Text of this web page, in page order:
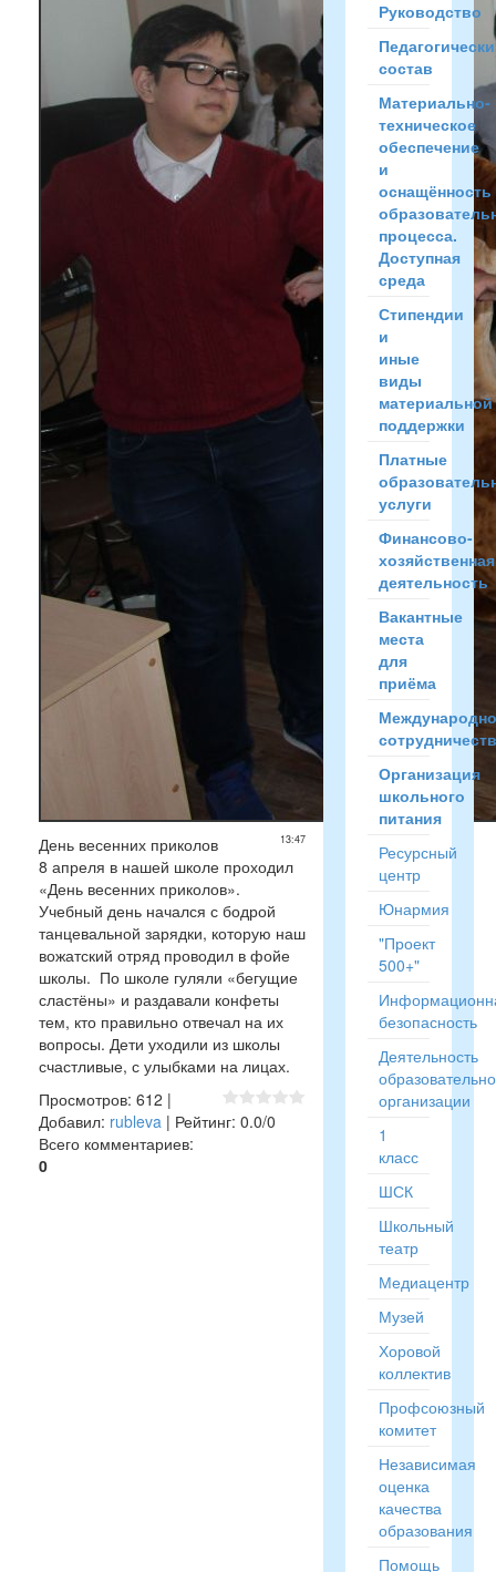
13:47
День весенних приколов
8 апреля в нашей школе проходил
«День весенних приколов».
Учебный день начался с бодрой
танцевальной зарядки, которую наш
вожатский отряд проводил в фойе
школы. По школе гуляли «бегущие
сластёны» и раздавали конфеты
тем, кто правильно отвечал на их
вопросы. Дети уходили из школы
счастливые, с улыбками на лицах.
Просмотров: 612 |
Добавил: rubleva | Рейтинг: 0.0/0
Всего комментариев:
0
Руководство
состав
Материально-
техническое
обеспечение
и
оснащённость
процесса.
Доступная
среда
Стипендии
и
иные
виды
материальной
поддержки
Платные
услуги
Финансово-
хозяйственная
деятельность
Вакантные
места
для
приёма
Организация
школьного
питания
Ресурсный
центр
Юнармия
"Проект
500+"
безопасность
Деятельность
организации
1
класс
ШСК
Школьный
театр
Медиацентр
Музей
Хоровой
коллектив
Профсоюзный
комитет
Независимая
оценка
качества
образования
Помощь